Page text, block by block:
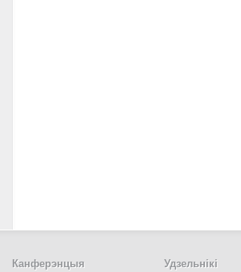
Канферэнцыя Удзельнiкi